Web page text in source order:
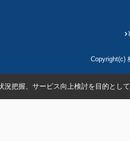
Copyright(c)
把握、サービス向上検討を目的とし